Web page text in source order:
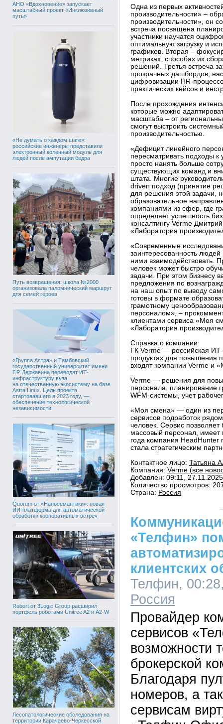
АНО «Вдохновение» запускает
масштабный проект «Инклюзивный
путь»
«Не думать о каждом шаге»:
российские инженеры представили
электронный коленный модуль для
людей после ампутации бедра
Путь возвращения: школа №2000
организовала паломнический маршрут
для семей героев
«Группа Астра» и Тамбовский
государственный университет имени
Г.Р. Державина переводят ИТ-
инфраструктуру вуза
на отечественную экосистему на базе
Astra Linux. Цель проекта,
стартовавшего в 2023 году, —
обеспечение технологической
независимости
Quorum от «Наносемантики»: новая
ИИ-платформа для автоматической
обработки корпоративных встреч
Robort от 3Logic Group расширил
портфель роботами Unitree A2 и A2-W
Лесопатологические обследования на
территории Карачаево-Черкесской
Одна из первых
производительности» –
производительности», он
встреча посвящена
участники научатся
оптимальную загрузку и
графиков. Вторая –
метриках, способах их
решений. Третья встреча
прозрачных дашбордов,
цифровизации HR-
практических кейсов и
После прохождения
которые можно
масштаба – от
смогут выстроить
производительностью.
«Дефицит линейного
пересматривать подходы
просто нанять больше
существующих команд и
штата. Многие
driven подход (принятие
для решения этой задачи,
образовательное
компаниями из сфер, где
определяет успешность
консалтингу Verme
«Лаборатория
«Современные
заинтересованность
ними взаимодействовать.
человек может быстро
задачи. При этом бизнесу
предложения по
на наш опыт по выводу
готовы в формате
грамотному
персоналом», –
клиентами сервиса «Моя
«Лаборатория
Справка о компании:
ГК Verme — российская
продуктах для повышения
входят компании Verme и
Verme — решения для
персонала: планирование
WFM-системы, учет
«Моя смена» — один из
сервисов подработок
человек. Сервис
массовый персонал, имеет
года компания
стала стратегическим
Контактное лицо: Татьяна
Компания: Verme (все
Добавлен: 09:11, 27.11.2025
Количество просмотров:
Страна: Россия
«Телфин»
клиентских
Телфин,
Россия
Провайдер
сервисов
возможности
брокерской
Благодаря
номеров, а
сервисам